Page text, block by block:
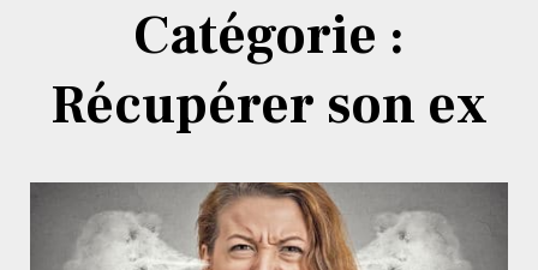
Catégorie :
Récupérer son ex